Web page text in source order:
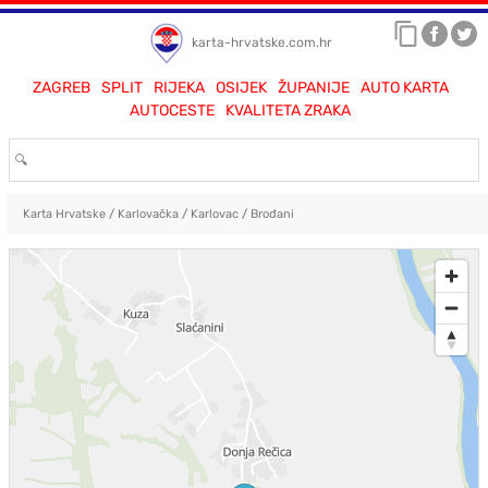
karta-hrvatske.com.hr
ZAGREB SPLIT RIJEKA OSIJEK ŽUPANIJE
AUTO KARTA
AUTOCESTE
KVALITETA ZRAKA
Karta Hrvatske/ Karlovačka/ Karlovac/ Brođani